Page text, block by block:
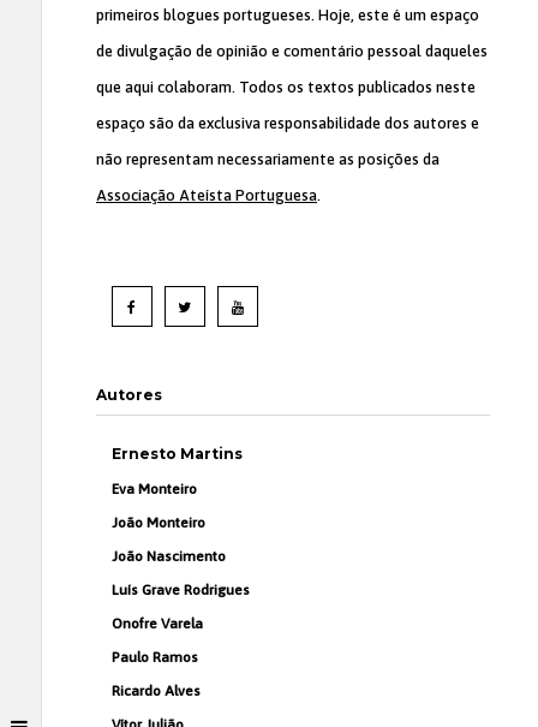
primeiros blogues portugueses. Hoje, este é um espaço
de divulgação de opinião e comentário pessoal daqueles
que aqui colaboram. Todos os textos publicados neste
espaço são da exclusiva responsabilidade dos autores e
não representam necessariamente as posições da
Associação Ateísta Portuguesa.
Autores
Ernesto Martins
Eva Monteiro
João Monteiro
João Nascimento
Luís Grave Rodrigues
Onofre Varela
Paulo Ramos
Ricardo Alves